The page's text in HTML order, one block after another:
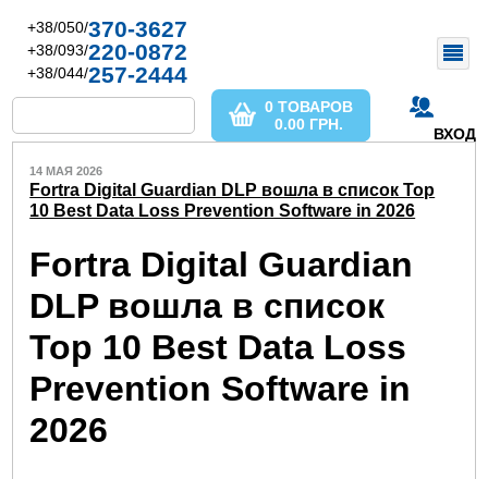
+38/050/370-3627
+38/093/220-0872
+38/044/257-2444
ВХОД
0 ТОВАРОВ
0.00 ГРН.
14 МАЯ 2026
Fortra Digital Guardian DLP вошла в список Top
10 Best Data Loss Prevention Software in 2026
Fortra Digital Guardian
DLP вошла в список
Top 10 Best Data Loss
Prevention Software in
2026